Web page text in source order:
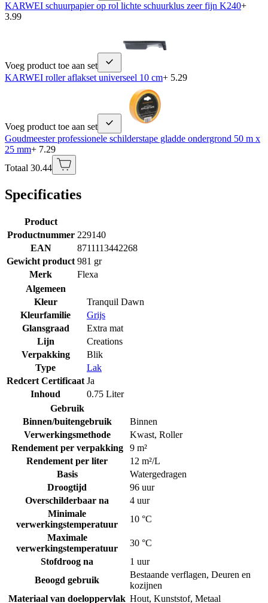
KARWEI schuurpapier op rol lichte schuurklus zeer fijn K240+
3.99
Voeg product toe aan set
KARWEI roller aflakset universeel 10 cm+ 5.29
Voeg product toe aan set
Goudmeester professionele schilderstape gladde ondergrond 50 m x
25 mm+ 7.29
Totaal 30.44
Specificaties
Product
Productnummer 229140
EAN
8711113442268
Gewicht product 981 gr
Merk
Flexa
Algemeen
Kleur
Tranquil Dawn
Kleurfamilie
Grijs
Glansgraad
Extra mat
Lijn
Creations
Verpakking
Blik
Type
Lak
Redcert Certificaat Ja
Inhoud
0.75 Liter
Gebruik
Binnen/buitengebruik
Binnen
Verwerkingsmethode
Kwast, Roller
Rendement per verpakking
9 m²
Rendement per liter
12 m²/L
Basis
Watergedragen
Droogtijd
96 uur
Overschilderbaar na
4 uur
Minimale
verwerkingstemperatuur
10 °C
Maximale
verwerkingstemperatuur
30 °C
Stofdroog na
1 uur
Beoogd gebruik
Bestaande verflagen, Deuren en
kozijnen
Materiaal van doeloppervlak Hout, Kunststof, Metaal